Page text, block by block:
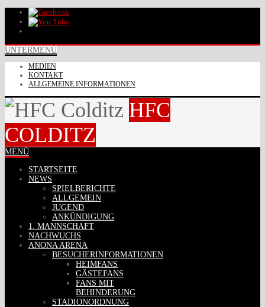
UNTERMENÜ
MEDIEN
KONTAKT
ALLGEMEINE INFORMATIONEN
HFC
COLDITZ
MENÜ
STARTSEITE
NEWS
SPIELBERICHTE
ALLGEMEIN
JUGEND
ANKÜNDIGUNG
1. MANNSCHAFT
NACHWUCHS
ANONA ARENA
BESUCHERINFORMATIONEN
HEIMFANS
GÄSTEFANS
FANS MIT
BEHINDERUNG
STADIONORDNUNG